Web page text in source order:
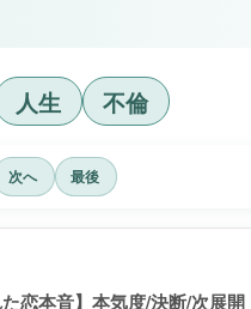
人生 不倫
次へ 最後
恋本音】本気度/決断/次展開